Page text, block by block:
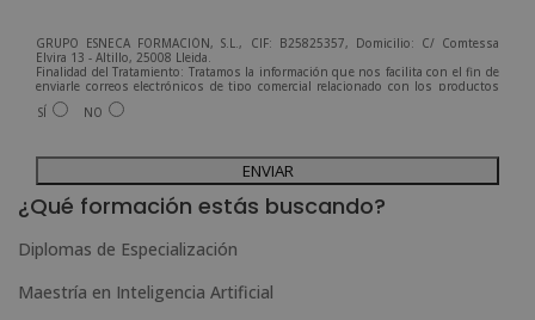
GRUPO ESNECA FORMACIÓN, S.L., CIF: B25825357, Domicilio: C/ Comtessa
Elvira 13 - Altillo, 25008 Lleida.
Finalidad del Tratamiento: Tratamos la información que nos facilita con el fin de
enviarle correos electrónicos de tipo comercial relacionado con los productos
ofrecidos y otros tipo de productos que fueran de su interés.
Legitimación del tratamiento: Consentimiento del interesado.
Para más información consulte nuestra Política de Privacidad.
Desea recibir información comercial (vía telefónica y/o email):
SÍ NO
A
l
e
r
¿Qué formación estás buscando?
Diplomas de Especialización
Maestría en Inteligencia Artificial